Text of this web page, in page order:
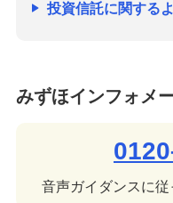
投資信託に関する
みずほインフォメ
音声ガイダンスに従